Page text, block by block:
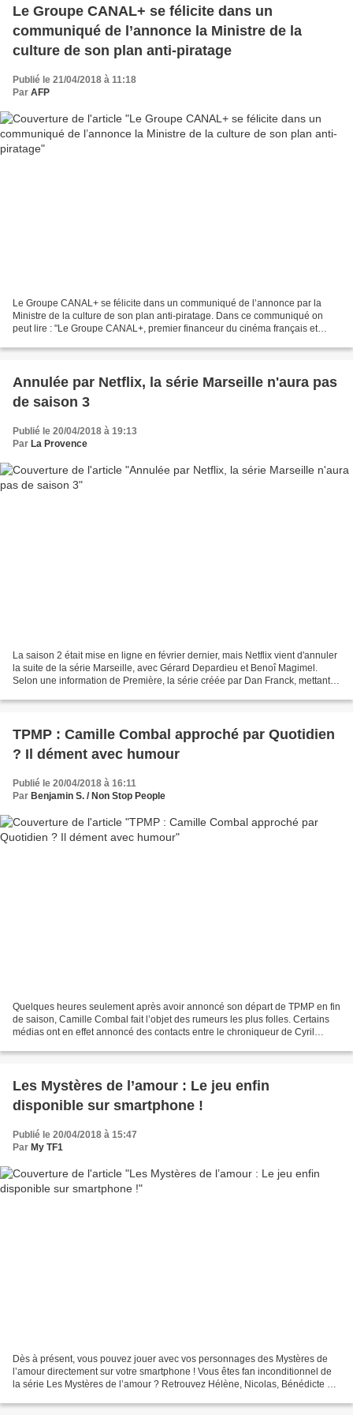
Le Groupe CANAL+ se félicite dans un
communiqué de l’annonce la Ministre de la
culture de son plan anti-piratage
Publié le 21/04/2018 à 11:18
Par AFP
Le Groupe CANAL+ se félicite dans un communiqué de l’annonce par la
Ministre de la culture de son plan anti-piratage. Dans ce communiqué on
peut lire : "Le Groupe CANAL+, premier financeur du cinéma français et
Annulée par Netflix, la série Marseille n'aura pas
de saison 3
Publié le 20/04/2018 à 19:13
Par La Provence
La saison 2 était mise en ligne en février dernier, mais Netflix vient d'annuler
la suite de la série Marseille, avec Gérard Depardieu et Benoî Magimel.
Selon une information de Première, la série créée par Dan Franck, mettant
TPMP : Camille Combal approché par Quotidien
? Il dément avec humour
Publié le 20/04/2018 à 16:11
Par Benjamin S. / Non Stop People
Quelques heures seulement après avoir annoncé son départ de TPMP en fin
de saison, Camille Combal fait l’objet des rumeurs les plus folles. Certains
médias ont en effet annoncé des contacts entre le chroniqueur de Cyril
Les Mystères de l’amour : Le jeu enfin
disponible sur smartphone !
Publié le 20/04/2018 à 15:47
Par My TF1
Dès à présent, vous pouvez jouer avec vos personnages des Mystères de
l’amour directement sur votre smartphone ! Vous êtes fan inconditionnel de
la série Les Mystères de l’amour ? Retrouvez Hélène, Nicolas, Bénédicte ou